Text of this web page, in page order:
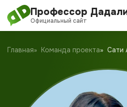
Профессор
Официальный сайт
О проекте
Дадали Чат
Главная Команда проекта Сати